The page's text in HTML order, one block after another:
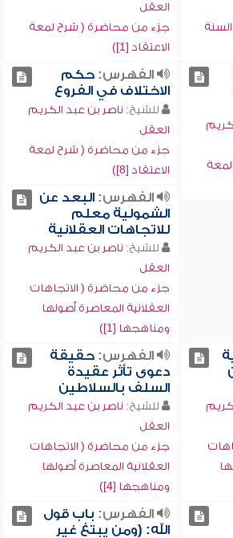
العقل
جزء من محاضرة ( شرح لمعة
الاعتقاد [1])
الفهرس:حكم
الاختلاف في الفروع
للشيخ: ناصر بن عبد الكريم
العقل
جزء من محاضرة ( شرح لمعة
الاعتقاد [8])
الفهرس:البعد عن
الشمولية معلم
للاتجاهات العقلانية
للشيخ: ناصر بن عبد الكريم
العقل
جزء من محاضرة ( الاتجاهات
العقلانية المعاصرة أصولها
ومناهجها [1])
الفهرس:حقيقة
دعوى تأثر عقيدة
السلف بالسلاطين
للشيخ: ناصر بن عبد الكريم
العقل
جزء من محاضرة ( الاتجاهات
العقلانية المعاصرة أصولها
ومناهجها [4])
الفهرس: باب قول
الله: (ومن يبتغ غير